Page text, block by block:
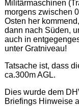
Militärmaschinen
morgens zwischen
Osten her
dann nach Süden,
auch in
unter Gratniveau!
Tatsache ist, dass
ca.300m AGL.
Dies wurde dem
Briefings Hinweise